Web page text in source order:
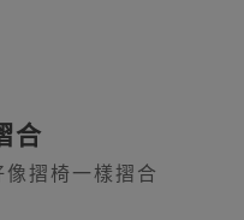
合
摺椅一樣摺合